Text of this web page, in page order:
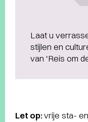
Laat u
stijlen en
van ‘Reis om
Let op:vrije sta-